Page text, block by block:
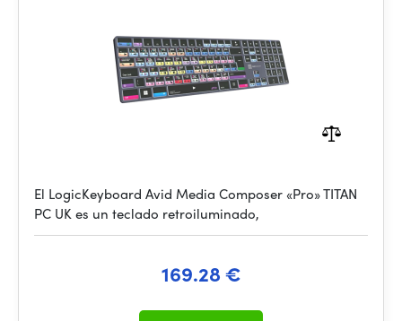
El LogicKeyboard Avid Media Composer «Pro» TITAN
PC UK es un teclado retroiluminado,
169.28 €